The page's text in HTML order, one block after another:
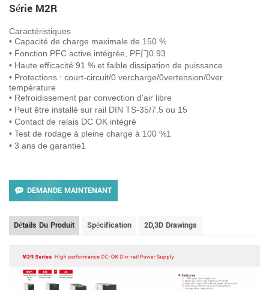
Série M2R
Caractéristiques
• Capacité de charge maximale de 150 %
• Fonction PFC active intégrée, PF门0.93
• Haute efficacité 91 % et faible dissipation de puissance
• Protections : court-circuit/0 vercharge/0vertension/0ver
température
• Refroidissement par convection d'air libre
• Peut être installé sur rail DIN TS-35/7.5 ou 15
• Contact de relais DC OK intégré
• Test de rodage à pleine charge à 100 %1
• 3 ans de garantie1
DEMANDE MAINTENANT
Détails Du Produit Spécification 2D,3D Drawings